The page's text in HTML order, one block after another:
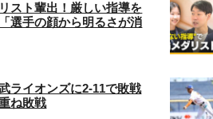
スト輩出！厳しい指導を
選手の顔から明るさが消
ライオンズに2‐11で敗戦
ね敗戦